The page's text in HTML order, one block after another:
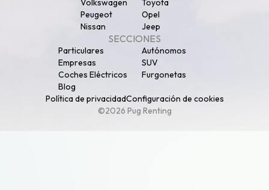
Volkswagen
Toyota
Peugeot
Opel
Nissan
Jeep
SECCIONES
Particulares
Autónomos
Empresas
SUV
Coches Eléctricos
Furgonetas
Blog
Política de privacidadConfiguración de cookies
©2026 Pug Renting